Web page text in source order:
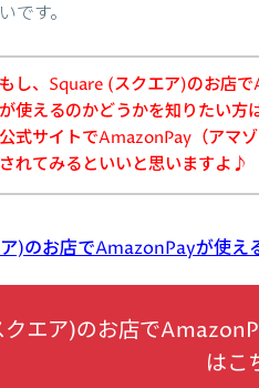
です。
もし、Square (スクエア)のお店で
が使えるのかどうかを知りたい方
公式サイトでAmazonPay（アマ
されてみるといいと思いますよ♪
)のお店でAmazonPayが使え
エア)のお店で
はこ